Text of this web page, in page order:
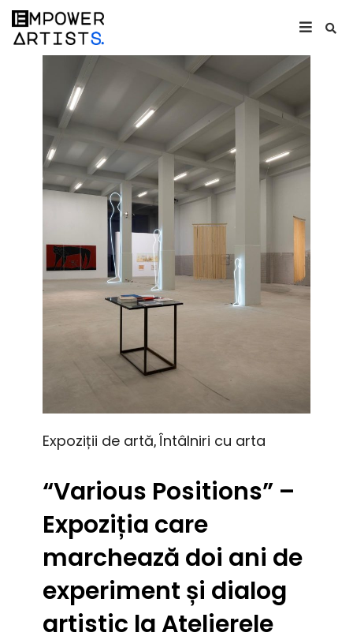
Expoziții de artă,Întâlniri cu arta
“Various Positions” –
Expoziția care
marchează doi ani de
experiment și dialog
artistic la Atelierele